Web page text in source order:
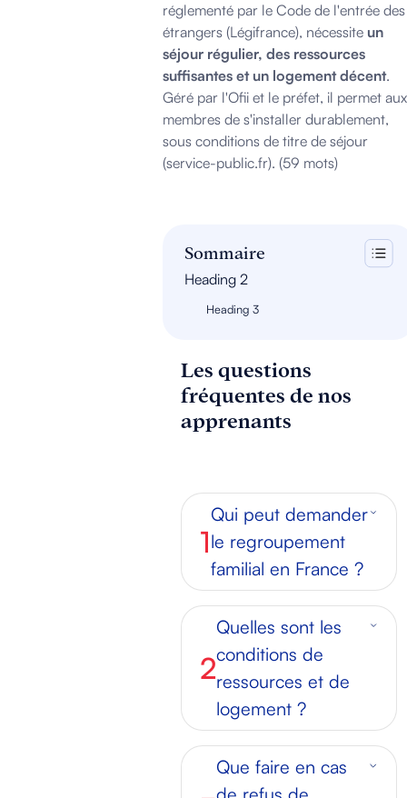
réglementé par le Code de l'entrée des
étrangers (Légifrance), nécessite un
séjour régulier, des ressources
suffisantes et un logement décent.
Géré par l'Ofii et le préfet, il permet aux
membres de s'installer durablement,
sous conditions de titre de séjour
(service-public.fr). (59 mots)
Sommaire
Heading 2
Heading 3
Les questions
fréquentes de nos
apprenants
1
Qui peut demander
le regroupement
familial en France ?
Un étranger qui réside
régulièrement en France
depuis au moins 18 mois
(12 mois pour les Algériens)
avec un titre de séjour
valide, des ressources
stables et un logement
adapté peut demander le
regroupement pour son
2
Quelles sont les
conditions de
ressources et de
logement ?
Les revenus doivent être
stables sur 12 moiset au
Que faire en cas